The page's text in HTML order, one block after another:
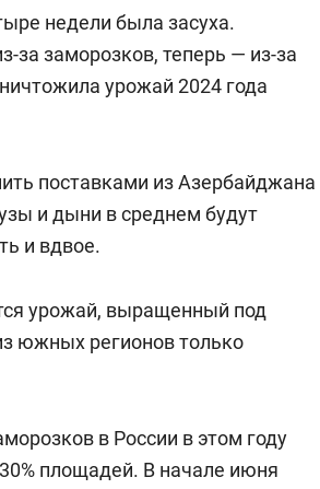
недели была засуха.
за заморозков, теперь — из-за
урожай 2024 года
поставками из Азербайджана
и дыни в среднем будут
и вдвое.
урожай, выращенный под
южных регионов только
в России в этом году
площадей. В начале июня